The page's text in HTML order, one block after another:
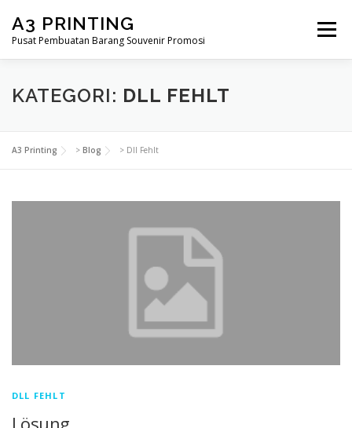
konten
A3 PRINTING
Pusat Pembuatan Barang Souvenir Promosi
Menu
BERANDA PRODUK KAMI SHOP
SAMPLE PAGE
KATEGORI: DLL FEHLT
A3 Printing > Blog > Dll Fehlt
DLL FEHLT
Lösung